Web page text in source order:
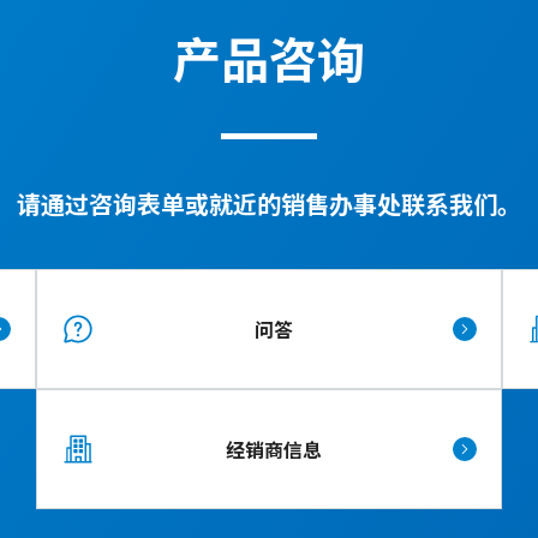
产品咨询
请通过咨询表单或就近的销售办事处联系我们。
问答
经销商信息